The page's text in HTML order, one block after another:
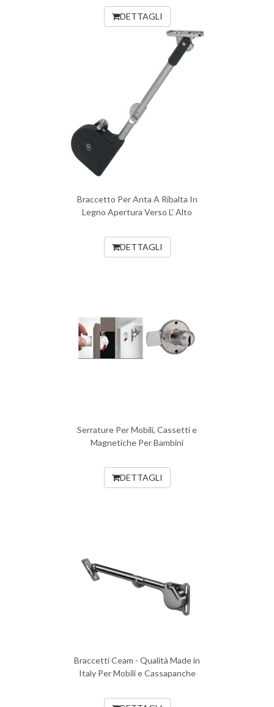
DETTAGLI
Braccetto Per Anta A Ribalta In
Legno Apertura Verso L' Alto
DETTAGLI
Serrature Per Mobili, Cassetti e
Magnetiche Per Bambini
DETTAGLI
Braccetti Ceam - Qualità Made in
Italy Per Mobili e Cassapanche